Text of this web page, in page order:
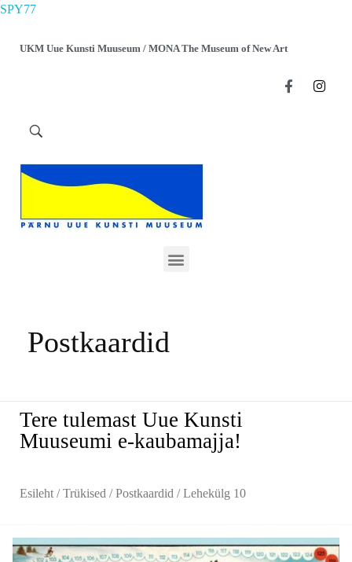
SPY77
UKM Uue Kunsti Muuseum / MONA The Museum of New Art
Postkaardid
Tere tulemast Uue Kunsti
Muuseumi e-kaubamajja!
Esileht /Trükised /Postkaardid / Lehekülg 10